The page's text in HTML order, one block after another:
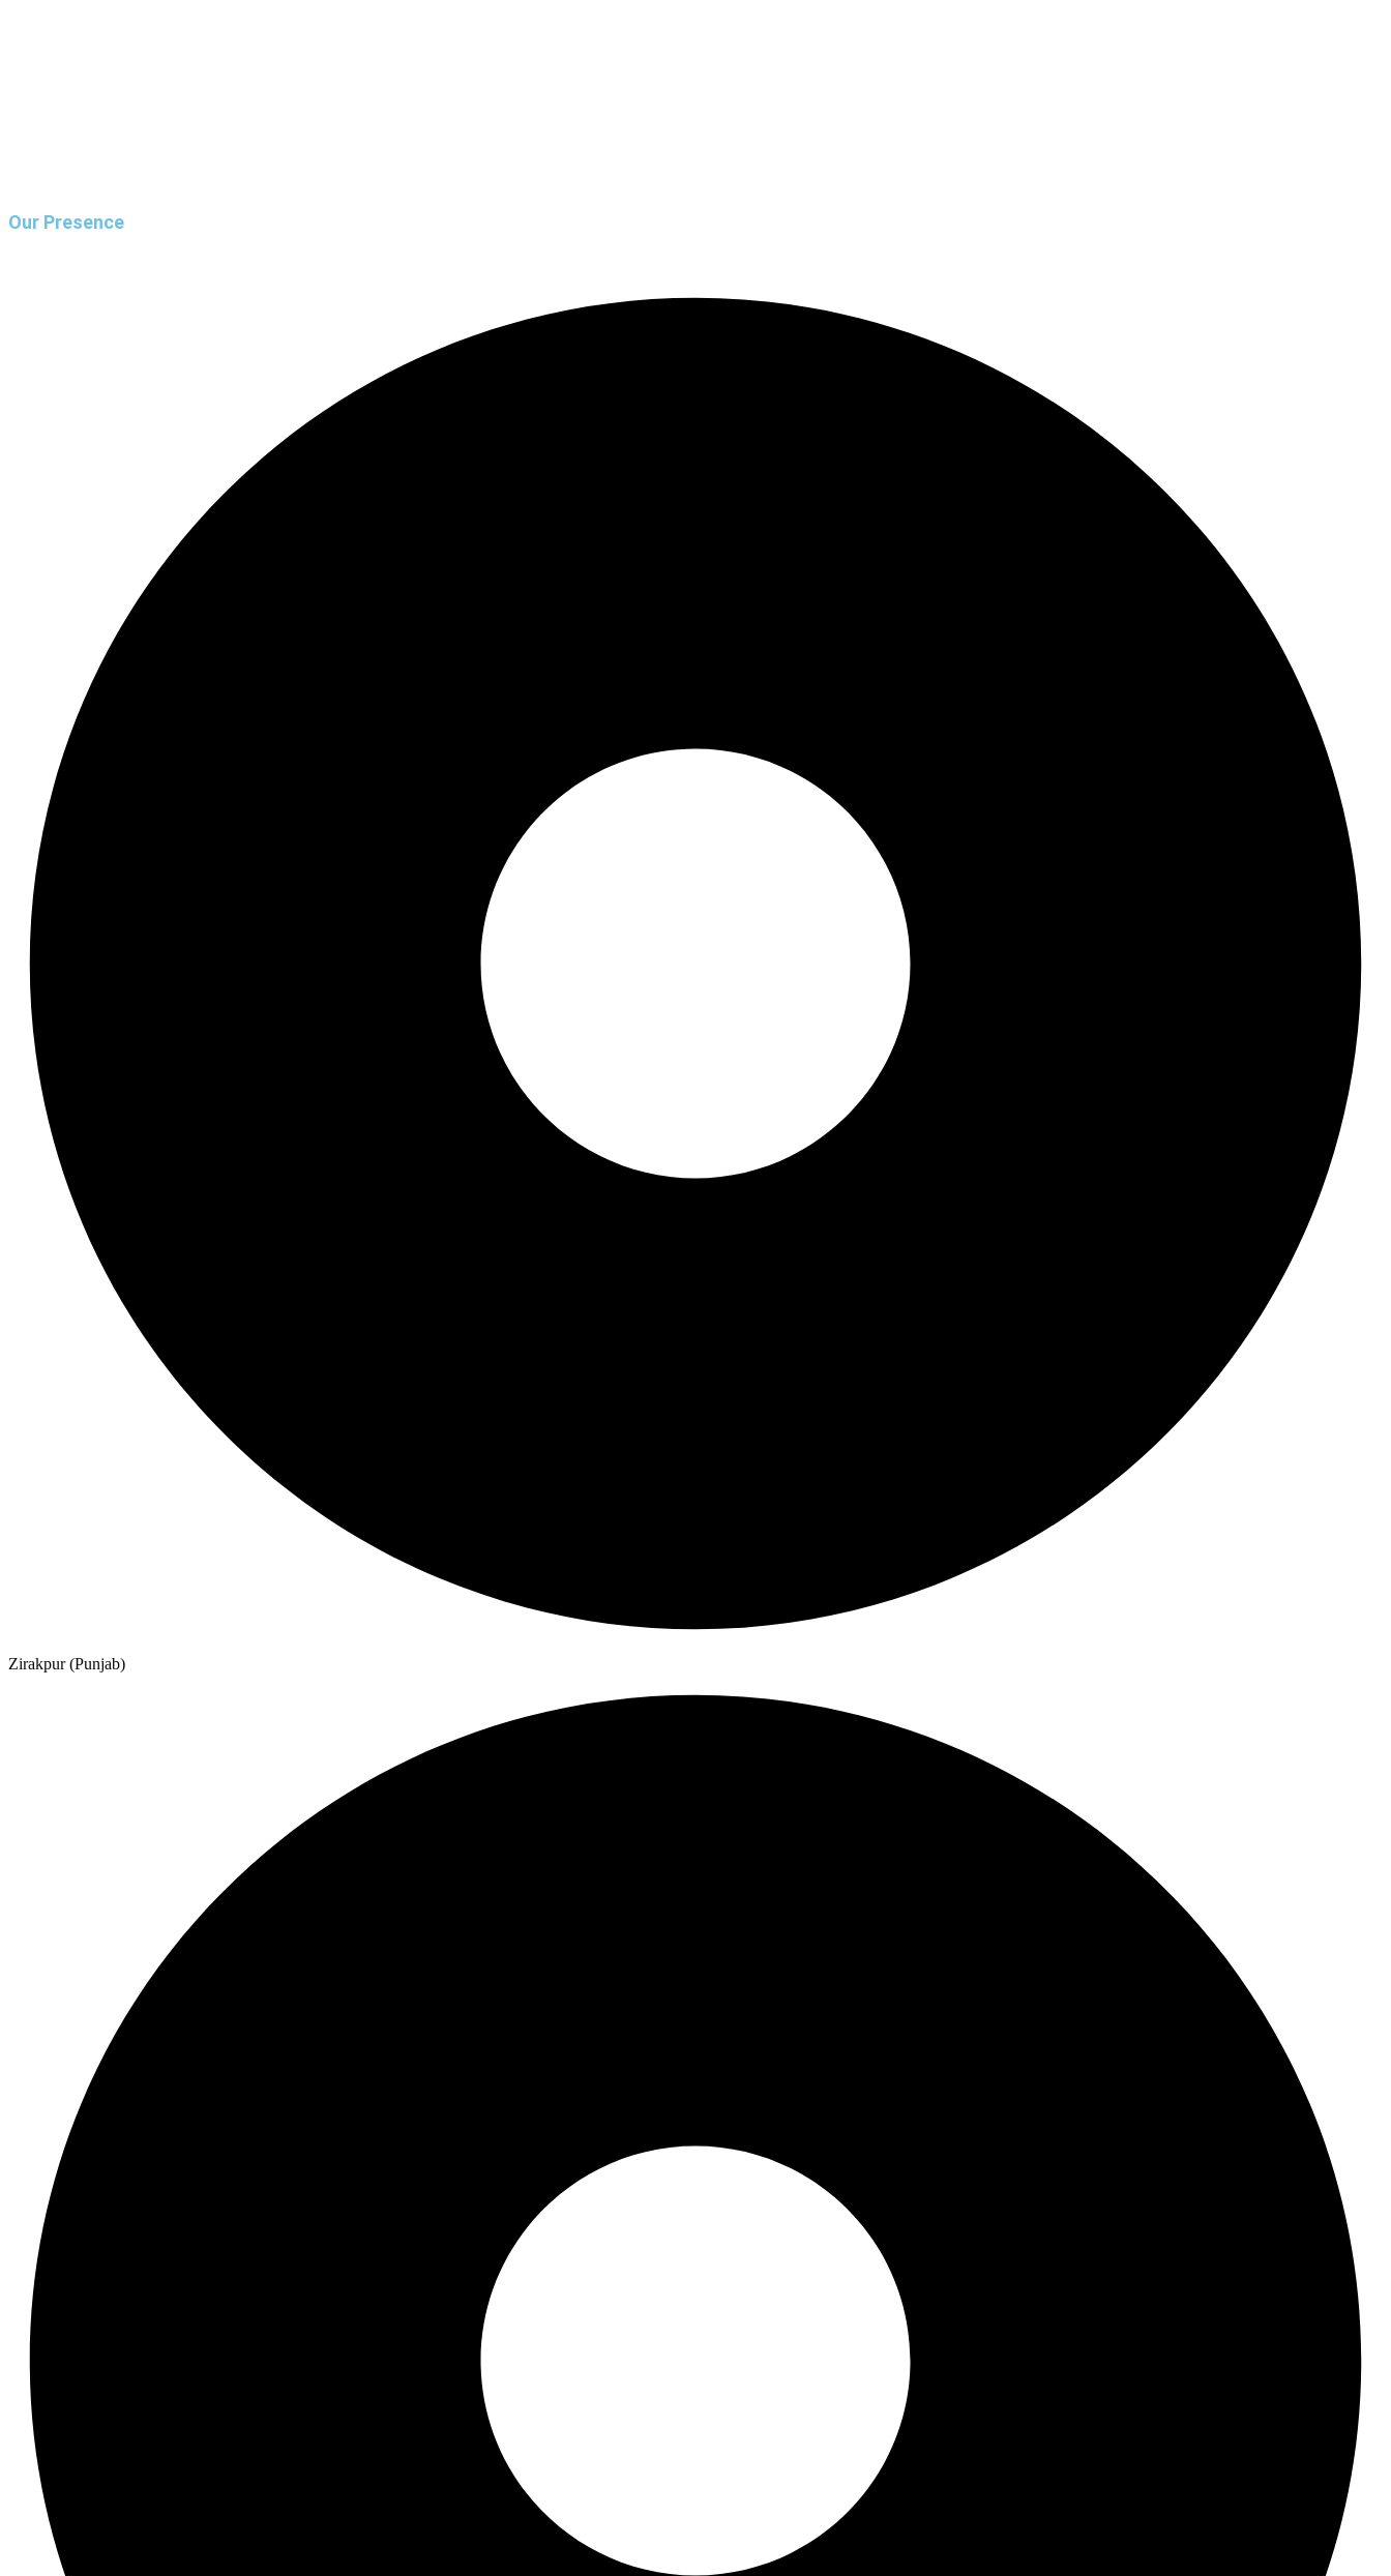
Our Presence
Zirakpur (Punjab)